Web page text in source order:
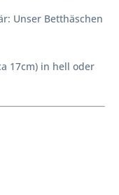
Unser Betthäschen
17cm) in hell oder